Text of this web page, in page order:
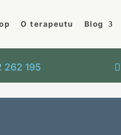
O terapeutu Blog
262 195